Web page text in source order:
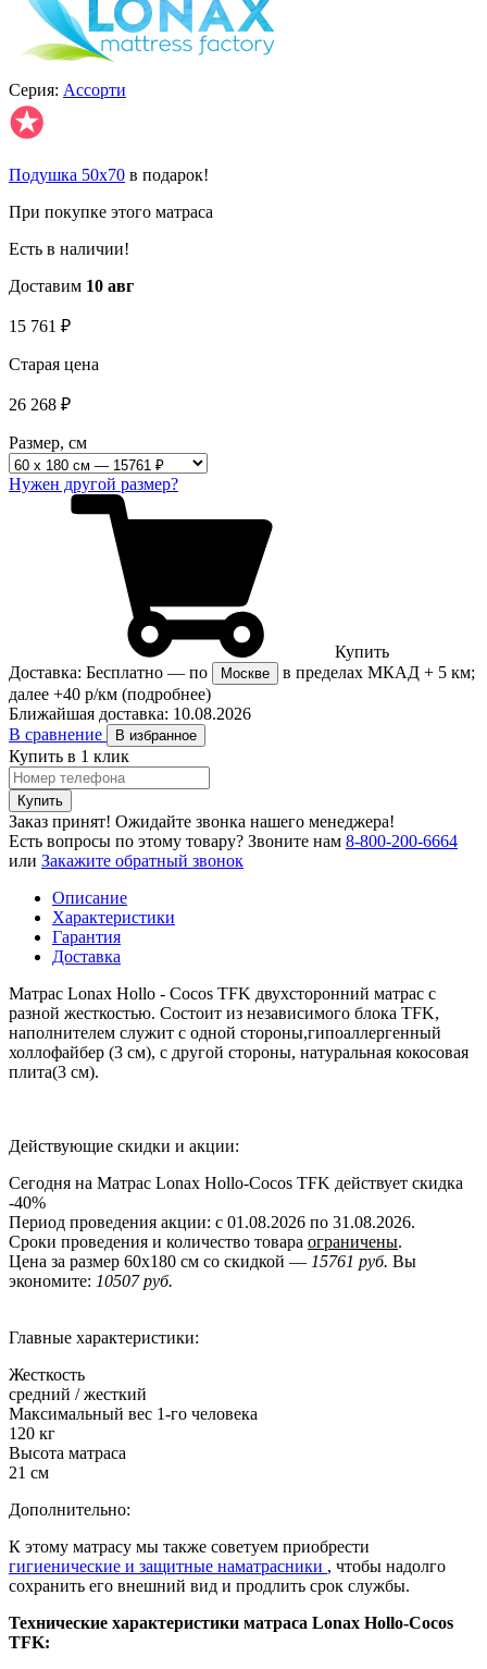
Серия: Ассорти
✪
Подушка 50х70 в подарок!
При покупке этого матраса
Есть в наличии!
Доставим 10 авг
15 761 ₽
Старая цена
26 268 ₽
Размер, см
Нужен другой размер?
Купить
Доставка: Бесплатно — по Москве
в пределах МКАД + 5 км;
далее +40 р/км (подробнее)
Ближайшая доставка: 10.08.2026
В сравнение
В избранное
Купить в 1 клик
Купить
Заказ принят! Ожидайте звонка нашего менеджера!
Есть вопросы по этому товару? Звоните нам 8-800-200-6664
или Закажите обратный звонок
Описание
Характеристики
Гарантия
Доставка
Матрас Lonax Hollo - Cocos TFK двухсторонний матрас с
разной жесткостью. Состоит из независимого блока TFK,
наполнителем служит с одной стороны,гипоаллергенный
холлофайбер (3 см), с другой стороны, натуральная кокосовая
плита(3 см).
Действующие скидки и акции:
Сегодня на Матрас Lonax Hollo-Cocos TFK действует скидка
-40%
Период проведения акции: с 01.08.2026 по 31.08.2026.
Сроки проведения и количество товара ограничены.
Цена за размер 60x180 см со скидкой — 15761 руб. Вы
экономите: 10507 руб.
Главные характеристики:
Жесткость
средний / жесткий
Максимальный вес 1-го человека
120 кг
Высота матраса
21 см
Дополнительно:
К этому матрасу мы также советуем приобрести
гигиенические и защитные наматрасники , чтобы надолго
сохранить его внешний вид и продлить срок службы.
Технические характеристики матраса Lonax Hollo-Cocos
TFK: